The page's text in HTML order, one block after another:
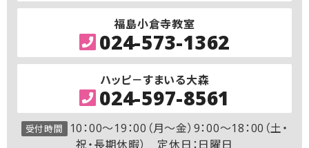
福島小倉寺教室
024-573-1362
ハッピ－すまいる大森
024-597-8561
受付時間
10：00～19：00（月～金）9：00～18：00（土・
祝・長期休暇） 定休日：日曜日